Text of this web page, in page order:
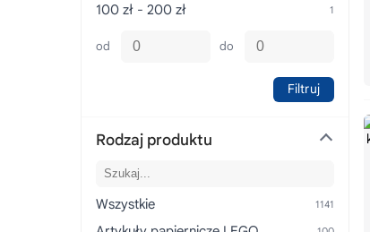
100 zł - 200 zł
od do
Filtruj
Rodzaj produktu
Wszystkie